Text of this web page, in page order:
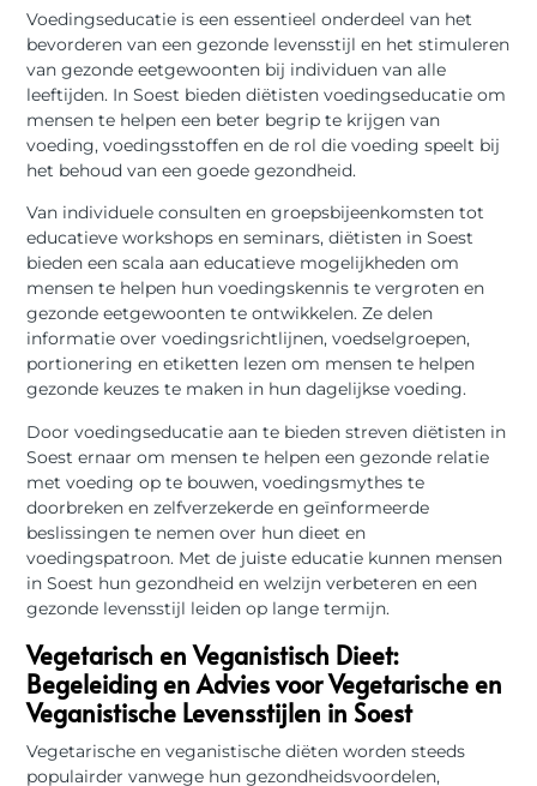
Voedingseducatie is een essentieel onderdeel van het
bevorderen van een gezonde levensstijl en het stimuleren
van gezonde eetgewoonten bij individuen van alle
leeftijden. In Soest bieden diëtisten voedingseducatie om
mensen te helpen een beter begrip te krijgen van
voeding, voedingsstoffen en de rol die voeding speelt bij
het behoud van een goede gezondheid.
Van individuele consulten en groepsbijeenkomsten tot
educatieve workshops en seminars, diëtisten in Soest
bieden een scala aan educatieve mogelijkheden om
mensen te helpen hun voedingskennis te vergroten en
gezonde eetgewoonten te ontwikkelen. Ze delen
informatie over voedingsrichtlijnen, voedselgroepen,
portionering en etiketten lezen om mensen te helpen
gezonde keuzes te maken in hun dagelijkse voeding.
Door voedingseducatie aan te bieden streven diëtisten in
Soest ernaar om mensen te helpen een gezonde relatie
met voeding op te bouwen, voedingsmythes te
doorbreken en zelfverzekerde en geïnformeerde
beslissingen te nemen over hun dieet en
voedingspatroon. Met de juiste educatie kunnen mensen
in Soest hun gezondheid en welzijn verbeteren en een
gezonde levensstijl leiden op lange termijn.
Vegetarisch en Veganistisch Dieet:
Begeleiding en Advies voor Vegetarische en
Veganistische Levensstijlen in Soest
Vegetarische en veganistische diëten worden steeds
populairder vanwege hun gezondheidsvoordelen,